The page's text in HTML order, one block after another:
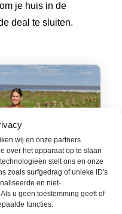
wij en onze partners
over het apparaat op te slaan
stelt ons en onze
zoals surfgedrag of unieke ID's
en niet-
u geen toestemming geeft of
functies.
je huis in de
deal te sluiten.